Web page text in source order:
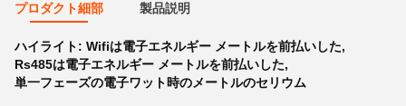
プロダクト細部 製品説明
ハイライト: Wifiは電子エネルギー メートルを前払いした,
Rs485は電子エネルギー メートルを前払いした,
単一フェーズの電子ワット時のメートルのセリウム